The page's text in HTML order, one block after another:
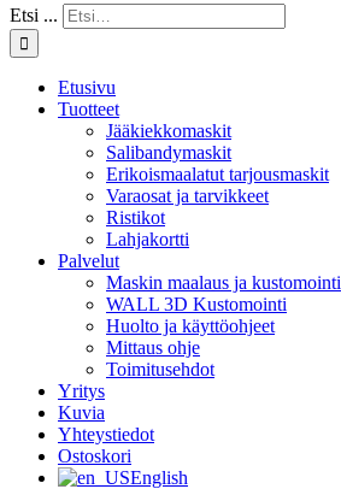
Etsi ...
Etusivu
Tuotteet
Jääkiekkomaskit
Salibandymaskit
Erikoismaalatut tarjousmaskit
Varaosat ja tarvikkeet
Ristikot
Lahjakortti
Palvelut
Maskin maalaus ja kustomointi
WALL 3D Kustomointi
Huolto ja käyttöohjeet
Mittaus ohje
Toimitusehdot
Yritys
Kuvia
Yhteystiedot
Ostoskori
English